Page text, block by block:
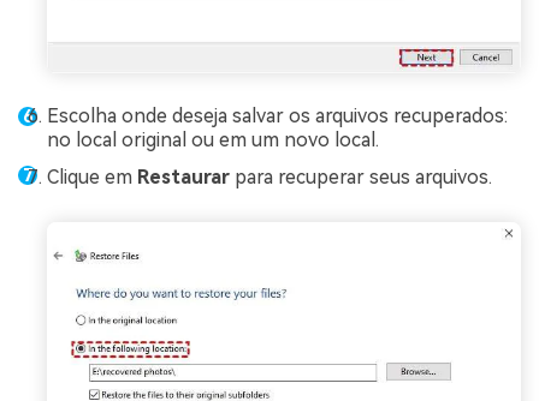
Escolha onde deseja salvar os arquivos recuperados:
no local original ou em um novo local.
Clique em Restaurar para recuperar seus arquivos.